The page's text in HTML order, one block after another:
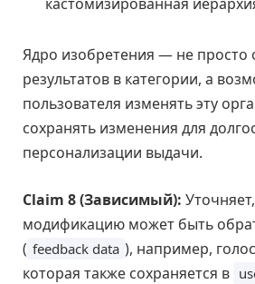
кастомизированная
Ядро изобретения — не просто
результатов в категории, а
пользователя изменять эту
сохранять изменения для
персонализации выдачи.
Claim 8 (Зависимый):
модификацию может быть
( feedback data ), например,
которая также сохраняется в